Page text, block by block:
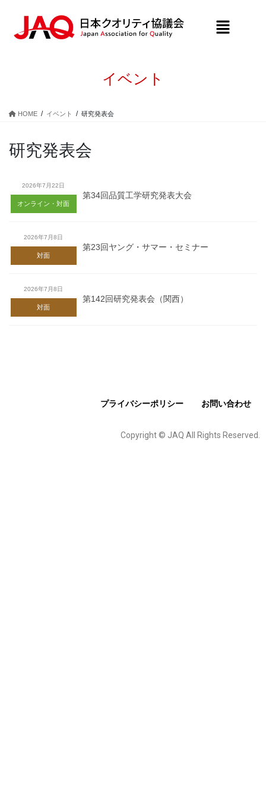
イベント
HOME イベント 研究発表会
研究発表会
2026年7月22日
オンライン・対面
第34回品質工学研究発表大会
2026年7月8日
対面
第23回ヤング・サマー・セミナー
2026年7月8日
対面
第142回研究発表会（関西）
プライバシーポリシー お問い合わせ
Copyright © JAQ All Rights Reserved.